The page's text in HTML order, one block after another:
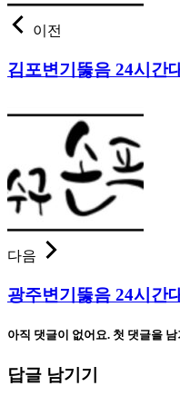
이전
김포변기뚫음 24시간
다음
광주변기뚫음 24시간
아직 댓글이 없어요. 첫 댓글을
답글 남기기